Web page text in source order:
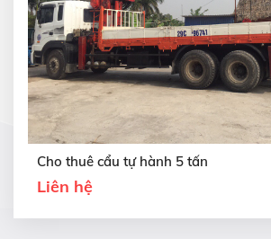
Cho thuê cẩu tự hành 5 tấn
Liên hệ